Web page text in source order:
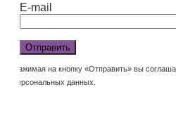
E-mail
Нажимая на кнопку «Отправить» вы
персональных данных.